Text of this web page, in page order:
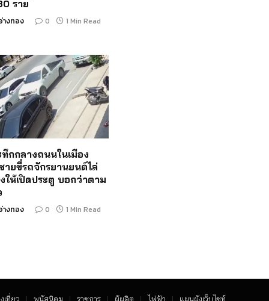
ราย
างทอง 0 1 Min Read
ทึกกลางถนนในเมือง
ายขี่รถจักรยานยนต์ไล่
ให้เปิดประตู บอกว่าตาม
างทอง 0 1 Min Read
เที่ยว พนัสนิคม ราชการ ผู้ผลิต ไฟฟ้า แผนผังเว็บไซท์